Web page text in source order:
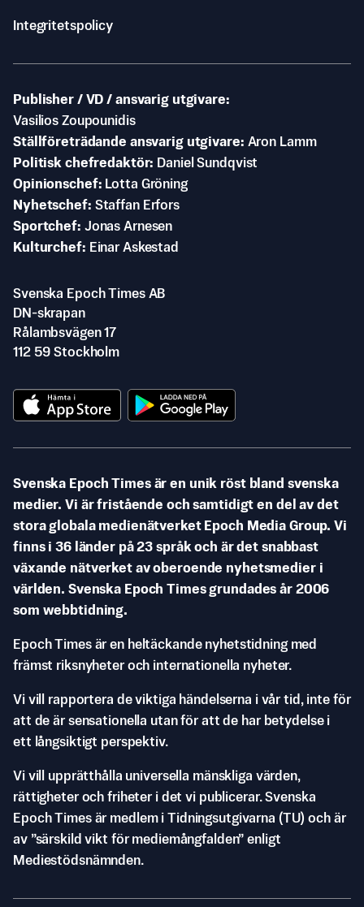
Integritetspolicy
Publisher / VD / ansvarig utgivare
Vasilios Zoupounidis
Ställföreträdande ansvarig utgivare Aron Lamm
Politisk chefredaktör
Daniel Sundqvist
Opinionschef
Lotta Gröning
Nyhetschef Staffan Erfors
Sportchef Jonas Arnesen
Kulturchef
Einar Askestad
Svenska Epoch Times AB
DN-skrapan
Rålambsvägen 17
112 59 Stockholm
Svenska Epoch Times är en unik röst bland svenska
medier. Vi är fristående och samtidigt en del av det
stora globala medienätverket Epoch Media Group. Vi
finns i 36 länder på 23 språk och är det snabbast
växande nätverket av oberoende nyhetsmedier i
världen. Svenska Epoch Times grundades år 2006
som webbtidning.
Epoch Times är en heltäckande nyhetstidning med
främst riksnyheter och internationella nyheter.
Vi vill rapportera de viktiga händelserna i vår tid, inte för
att de är sensationella utan för att de har betydelse i
ett långsiktigt perspektiv.
Vi vill upprätthålla universella mänskliga värden,
rättigheter och friheter i det vi publicerar. Svenska
Epoch Times är medlem i Tidningsutgivarna (TU) och är
av ”särskild vikt för mediemångfalden” enligt
Mediestödsnämnden.